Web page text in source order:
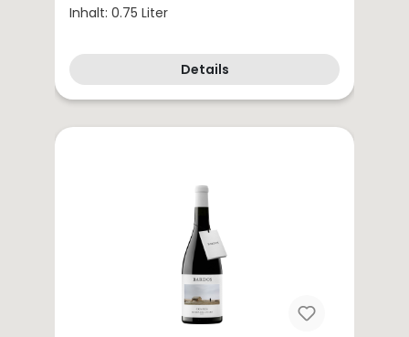
Inhalt: 0.75 Liter
Details